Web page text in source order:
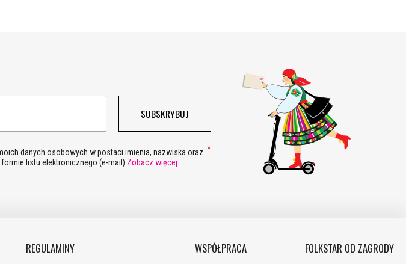
SUBSKRYBUJ
danych osobowych w postaci imienia, nazwiska oraz
listu elektronicznego (e-mail) Zobacz więcej
REGULAMINY WSPÓŁPRACA FOLKSTAR OD ZAGRODY